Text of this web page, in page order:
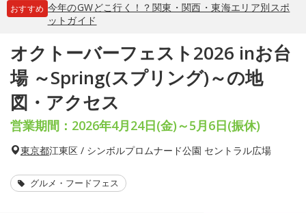
おすすめ 今年のGWどこ行く！？関東・関西・東海エリア別スポ
ットガイド
オクトーバーフェスト2026 inお台
場 ～Spring(スプリング)～の地
図・アクセス
営業期間：2026年4月24日(金)～5月6日(振休)
東京都江東区 / シンボルプロムナード公園 セントラル広場
グルメ・フードフェス